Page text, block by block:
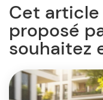
Cet
proposé
souhaitez